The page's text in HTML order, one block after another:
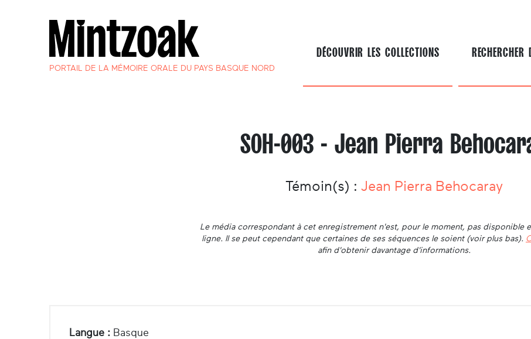
PORTAIL DE LA MÉMOIRE ORALE DU PAYS BASQUE NORD
DÉCOUVRIR LES COLLECTIONS
SOH-003 - Jean Pierra
Témoin(s) : Jean Pierra Behocaray
Le média correspondant à cet enregistrement n'est, pour le moment, pas disponible
ligne. Il se peut cependant que certaines de ses séquences le soient (voir plus bas).
afin d'obtenir davantage d'informations.
Langue : Basque